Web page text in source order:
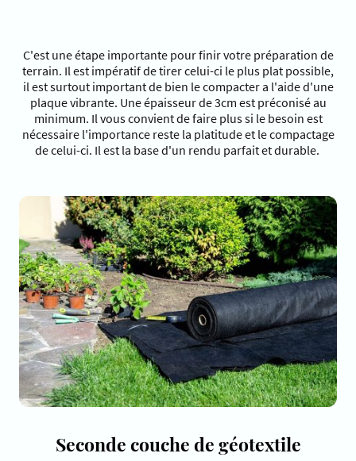
C'est une étape importante pour finir votre préparation de
terrain. Il est impératif de tirer celui-ci le plus plat possible,
il est surtout important de bien le compacter a l'aide d'une
plaque vibrante. Une épaisseur de 3cm est préconisé au
minimum. Il vous convient de faire plus si le besoin est
nécessaire l'importance reste la platitude et le compactage
de celui-ci. Il est la base d'un rendu parfait et durable.
Seconde couche de géotextile